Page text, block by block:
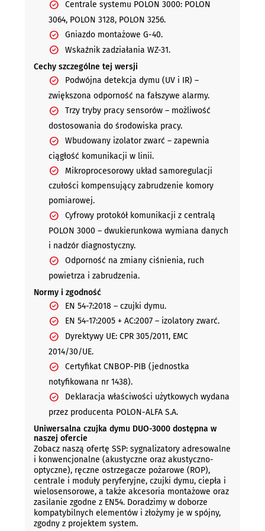
Centrale systemu POLON 3000: POLON
3064, POLON 3128, POLON 3256.
Gniazdo montażowe G-40.
Wskaźnik zadziałania WZ-31.
Cechy szczególne tej wersji
Podwójna detekcja dymu (UV i IR) –
zwiększona odporność na fałszywe alarmy.
Trzy tryby pracy sensorów – możliwość
dostosowania do środowiska pracy.
Wbudowany izolator zwarć – zapewnia
ciągłość komunikacji w linii.
Mikroprocesorowy układ samoregulacji
czułości kompensujący zabrudzenie komory
pomiarowej.
Cyfrowy protokół komunikacji z centralą
POLON 3000 – dwukierunkowa wymiana danych
i nadzór diagnostyczny.
Odporność na zmiany ciśnienia, ruch
powietrza i zabrudzenia.
Normy i zgodność
EN 54-7:2018 – czujki dymu.
EN 54-17:2005 + AC:2007 – izolatory zwarć.
Dyrektywy UE: CPR 305/2011, EMC
2014/30/UE.
Certyfikat CNBOP-PIB (jednostka
notyfikowana nr 1438).
Deklaracja właściwości użytkowych wydana
przez producenta POLON-ALFA S.A.
Uniwersalna czujka dymu DUO-3000 dostępna w
naszej ofercie
Zobacz naszą ofertę SSP: sygnalizatory adresowalne
i konwencjonalne (akustyczne oraz akustyczno-
optyczne), ręczne ostrzegacze pożarowe (ROP),
centrale i moduły peryferyjne, czujki dymu, ciepła i
wielosensorowe, a także akcesoria montażowe oraz
zasilanie zgodne z EN54. Doradzimy w doborze
kompatybilnych elementów i złożymy je w spójny,
zgodny z projektem system.